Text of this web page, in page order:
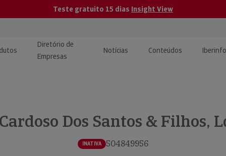
Teste gratuito 15 dias Insight View
e Monitorização de
Diretório de
Empresas
Notícias Conteúdos
| Estudos e
Dos Santos & Filhos,
INATIVA 504849956